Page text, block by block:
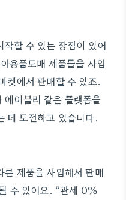
작할 수 있는 장점이 있어
용품도매 제품들을 사입
켓에서 판매할 수 있죠.
에이블리 같은 플랫폼을
데 도전하고 있습니다.
제품을 사입해서 판매
수 있어요. “관세 0%